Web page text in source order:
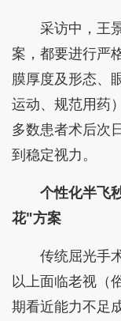
采访中，王
案，都要进行严
膜厚度及形态、
运动、规范用药
多数患者术后次
到稳定视力。
个性化半飞
花"方案
传统屈光手
以上面临老视（
期看近能力不足